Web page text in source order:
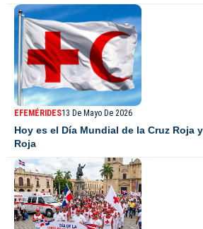
EFEMÉRIDES13 De Mayo De 2026
Hoy es el Día Mundial de la Cruz Roja
Roja